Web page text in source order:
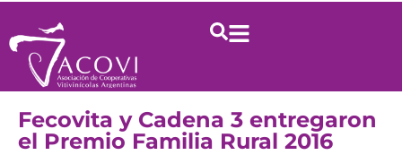
Fecovita y Cadena 3 entregaron
el Premio Familia Rural 2016